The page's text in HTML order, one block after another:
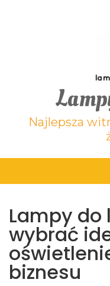
Najlepsza
Lampy do
wybrać
biznesu